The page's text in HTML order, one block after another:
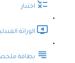
اختبار
الوراثة
بطاقة